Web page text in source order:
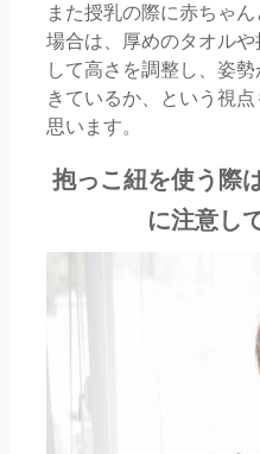
また授乳の際に赤ちゃ
場合は、厚めのタオル
して高さを調整し、姿
きているか、という視
思います。
抱っこ紐を使う際
に注意し